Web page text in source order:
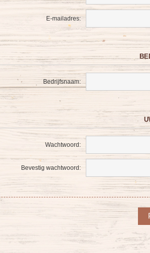
E-mailadres:
Bedrijfsnaam:
Wachtwoord:
Bevestig wachtwoord: